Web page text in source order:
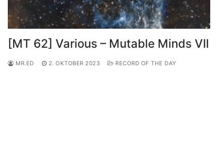
[MT 62] Various – Mutable Minds VII
MR.ED 2. OKTOBER 2023 RECORD OF THE DAY